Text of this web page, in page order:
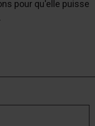
pour qu'elle puisse